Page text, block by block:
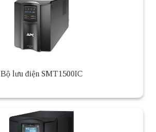
Bộ lưu điện SMT1500IC